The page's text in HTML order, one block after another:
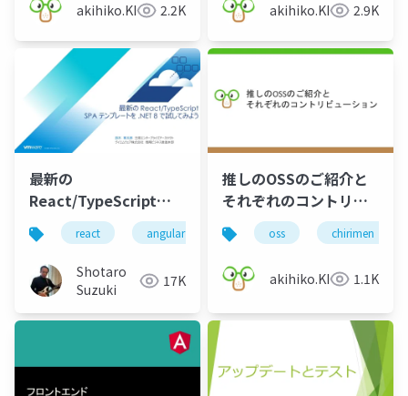
akihiko.KIgure2.2K akihiko.KIgure2.9K
最新の
React/TypeScript
SPA テンプレートを
.NET 8 で試してみよう
react angular vue node.js
Shotaro
Suzuki
17K
推しのOSSのご紹介と
それぞれのコントリビ
ューション
oss chirimen
akihiko.KIgure1.1K